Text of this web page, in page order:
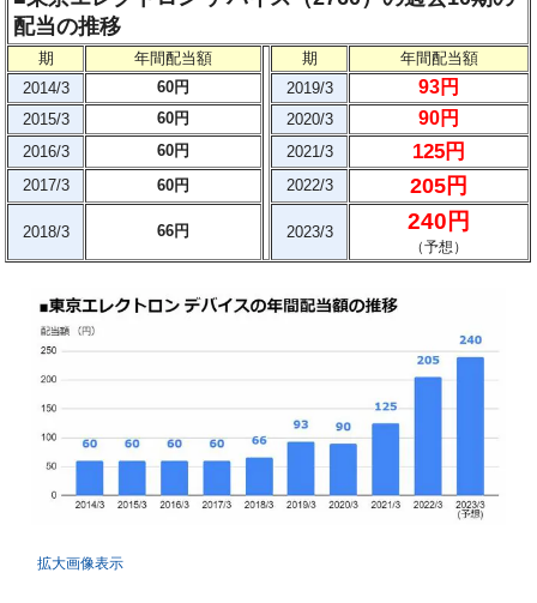
配当の推移
期 年間配当額 期
年間配当額
2014/3
60円 2019/3 93円
2015/3 60円 2020/3 90円
2016/3 60円 2021/3 125円
2017/3 60円 2022/3 205円
2018/3 66円 2023/3 240円
（予想）
拡大画像表示